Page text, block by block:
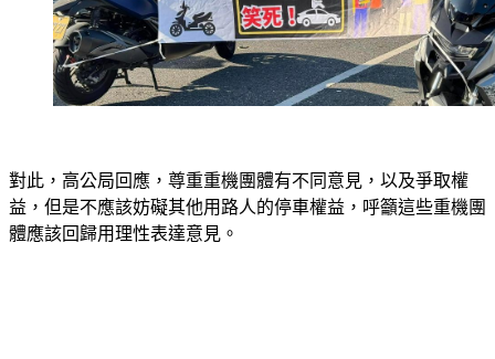
對此，高公局回應，尊重重機團體有不同意見，以及爭取權
益，但是不應該妨礙其他用路人的停車權益，呼籲這些重機團
體應該回歸用理性表達意見。